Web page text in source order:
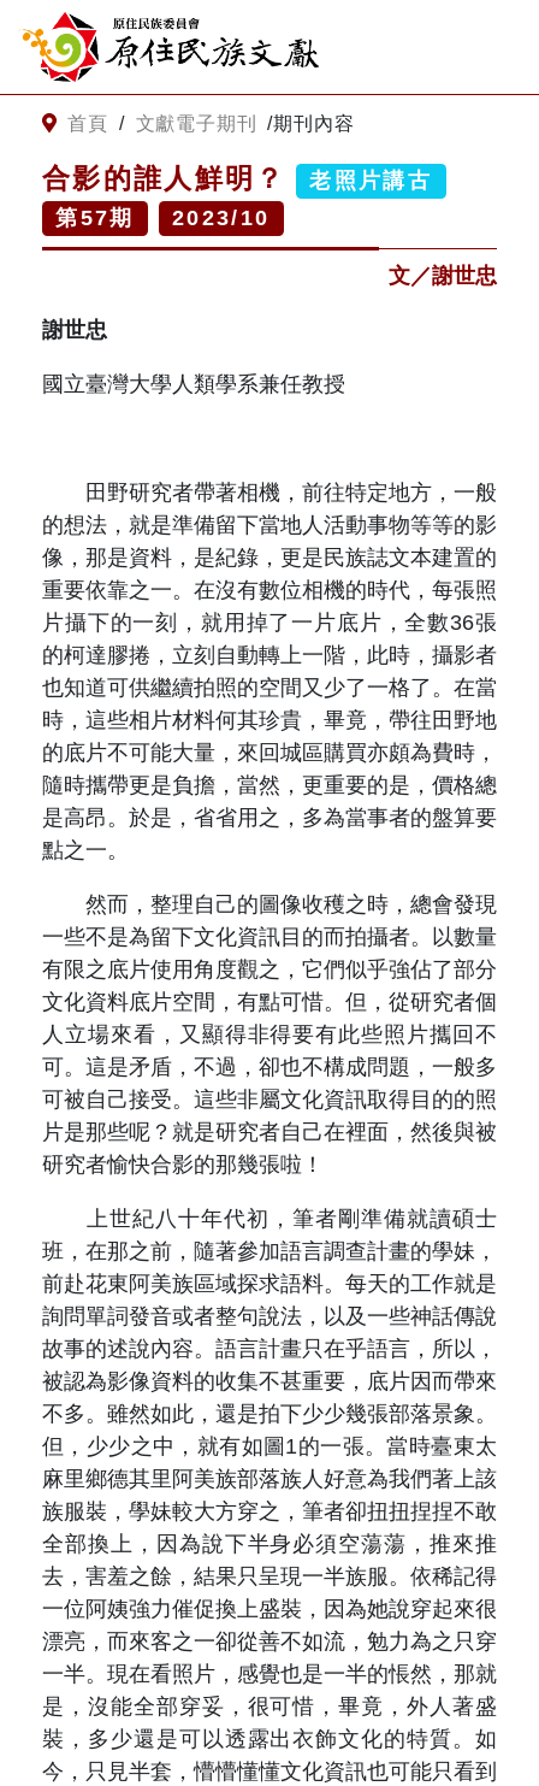
跳到主要內容
網站導覽
客服諮詢
字
尋
入
鍵
關於原住民族文獻會
原住民族文獻會設置要點
委員介紹
歷次會議記錄
最新消息
網站訊息
徵稿訊息
出版品專區
本會出版品列表
與國史館共同出版品介紹
出版品查詢
文獻電子期刊
本期內容
歷史期刊
訂閱電子報
徵稿說明
期刊查詢
相關連結
首頁 / 文獻電子期刊 /期刊內容
合影的誰人鮮明？ 老照片講古
第57期 2023/10
文／謝世忠
謝世忠
國立臺灣大學人類學系兼任教授
田野研究者帶著相機，前往特定地方，一般
的想法，就是準備留下當地人活動事物等等的影
像，那是資料，是紀錄，更是民族誌文本建置的
重要依靠之一。在沒有數位相機的時代，每張照
片攝下的一刻，就用掉了一片底片，全數36張
的柯達膠捲，立刻自動轉上一階，此時，攝影者
也知道可供繼續拍照的空間又少了一格了。在當
時，這些相片材料何其珍貴，畢竟，帶往田野地
的底片不可能大量，來回城區購買亦頗為費時，
隨時攜帶更是負擔，當然，更重要的是，價格總
是高昂。於是，省省用之，多為當事者的盤算要
點之一。
然而，整理自己的圖像收穫之時，總會發現
一些不是為留下文化資訊目的而拍攝者。以數量
有限之底片使用角度觀之，它們似乎強佔了部分
文化資料底片空間，有點可惜。但，從研究者個
人立場來看，又顯得非得要有此些照片攜回不
可。這是矛盾，不過，卻也不構成問題，一般多
可被自己接受。這些非屬文化資訊取得目的的照
片是那些呢？就是研究者自己在裡面，然後與被
研究者愉快合影的那幾張啦！
上世紀八十年代初，筆者剛準備就讀碩士
班，在那之前，隨著參加語言調查計畫的學妹，
前赴花東阿美族區域探求語料。每天的工作就是
詢問單詞發音或者整句說法，以及一些神話傳說
故事的述說內容。語言計畫只在乎語言，所以，
被認為影像資料的收集不甚重要，底片因而帶來
不多。雖然如此，還是拍下少少幾張部落景象。
但，少少之中，就有如圖1的一張。當時臺東太
麻里鄉德其里阿美族部落族人好意為我們著上該
族服裝，學妹較大方穿之，筆者卻扭扭捏捏不敢
全部換上，因為說下半身必須空蕩蕩，推來推
去，害羞之餘，結果只呈現一半族服。依稀記得
一位阿姨強力催促換上盛裝，因為她說穿起來很
漂亮，而來客之一卻從善不如流，勉力為之只穿
一半。現在看照片，感覺也是一半的悵然，那就
是，沒能全部穿妥，很可惜，畢竟，外人著盛
裝，多少還是可以透露出衣飾文化的特質。如
今，只見半套，懵懵懂懂文化資訊也可能只看到